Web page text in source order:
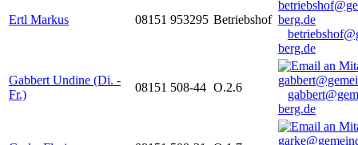
Ertl Markus 08151 953295 Betriebshof
berg.de
Gabbert Undine (Di. -
Fr.)
08151 508-44 O.2.6
berg.de